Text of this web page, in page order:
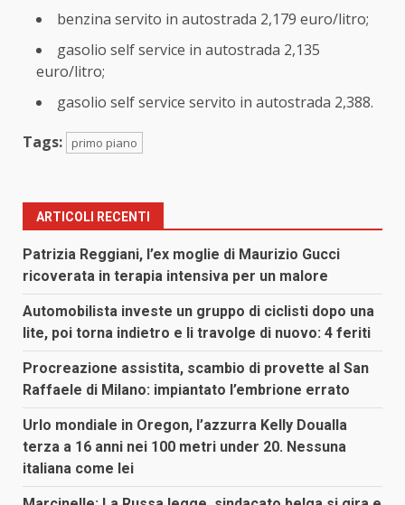
benzina servito in autostrada 2,179 euro/litro;
gasolio self service in autostrada 2,135
euro/litro;
gasolio self service servito in autostrada 2,388.
Tags:
primo piano
ARTICOLI RECENTI
Patrizia Reggiani, l’ex moglie di Maurizio Gucci
ricoverata in terapia intensiva per un malore
Automobilista investe un gruppo di ciclisti dopo una
lite, poi torna indietro e li travolge di nuovo: 4 feriti
Procreazione assistita, scambio di provette al San
Raffaele di Milano: impiantato l’embrione errato
Urlo mondiale in Oregon, l’azzurra Kelly Doualla
terza a 16 anni nei 100 metri under 20. Nessuna
italiana come lei